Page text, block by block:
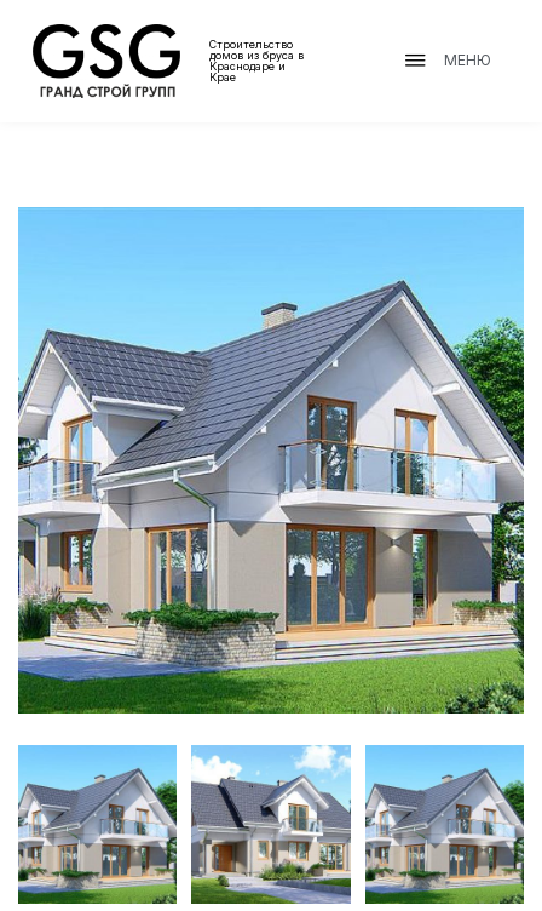
Строительство
домов из бруса в
Краснодаре и
Крае
МЕНЮ